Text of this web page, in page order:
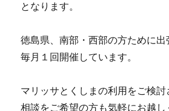
となります。
徳島県、南部・西部の方ために
毎月１回開催しています。
マリッサとくしまの利用をご検
相談をご希望の方も気軽にお越